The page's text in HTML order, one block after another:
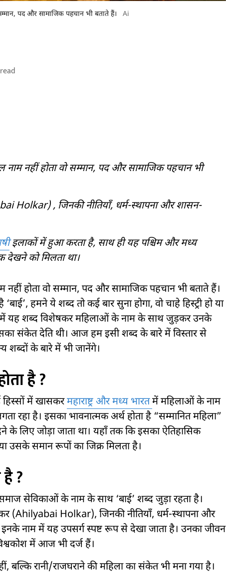
पद और सामाजिक पहचान भी बताते हैं। Ai
नहीं होता वो सम्मान, पद और सामाजिक पहचान भी
Holkar), जिनकी नीतियाँ, धर्म-स्थापना और शासन-
इलाकों में हुआ करता है, साथ ही यह पश्चिम और मध्य
देखने को मिलता था।
होता वो सम्मान, पद और सामाजिक पहचान भी बताते हैं।
हमने ये शब्द तो कई बार सुना होगा, वो चाहे हिस्ट्री हो या
में यह शब्द विशेषकर महिलाओं के नाम के साथ जुड़कर उनके
संकेत देति थी। आज हम इसी शब्द के बारे में विस्तार से
शब्दों के बारे में भी जानेंगे।
है ?
हिस्सों में खासकरमहाराष्ट्र और मध्य भारतमें महिलाओं के नाम
है। इसका भावनात्मक अर्थ होता है “सम्मानित महिला”
के लिए जोड़ा जाता था। यहाँ तक कि इसका ऐतिहासिक
उसके समान रूपों का जिक्र मिलता है।
?
सेविकाओं के नाम के साथ ‘बाई’ शब्द जुड़ा रहता है।
(Ahilyabai Holkar), जिनकी नीतियाँ, धर्म-स्थापना और
नाम में यह उपसर्ग स्पष्ट रूप से देखा जाता है। उनका जीवन
में आज भी दर्ज हैं।
बल्कि रानी/राजघराने की महिला का संकेत भी मना गया है।